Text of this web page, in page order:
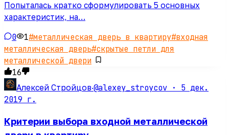
Попыталась кратко сформулировать 5 основных
характеристик, на…
0 1#металлическая дверь в квартиру#входная
металлическая дверь#скрытые петли для
металлической двери
16
Алексей Стройцов·@alexey_stroycov · 5 дек.
2019 г.
Критерии выбора входной металлической